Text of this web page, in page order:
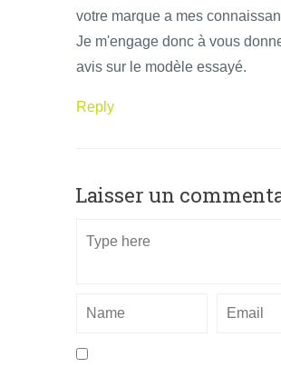
votre marque a mes
Je m'engage donc à vous
avis sur le modèle essayé.
Reply
Laisser un